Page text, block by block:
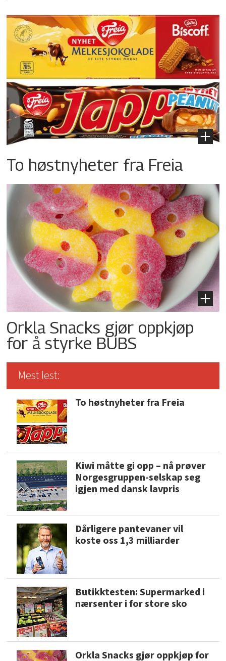
To høstnyheter fra Freia
Orkla Snacks gjør oppkjøp
for å styrke BUBS
Mest lest:
To høstnyheter fra Freia
Kiwi måtte gi opp – nå prøver
Norgesgruppen-selskap seg
igjen med dansk lavpris
Dårligere pantevaner vil
koste oss 1,3 milliarder
Butikktesten: Supermarked i
nærsenter i for store sko
Orkla Snacks gjør oppkjøp for